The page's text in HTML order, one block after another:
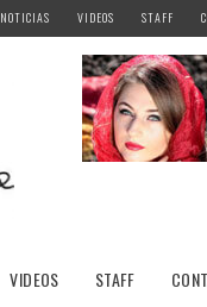
NOTICIAS VIDEOS STAFF
VIDEOS STAFF